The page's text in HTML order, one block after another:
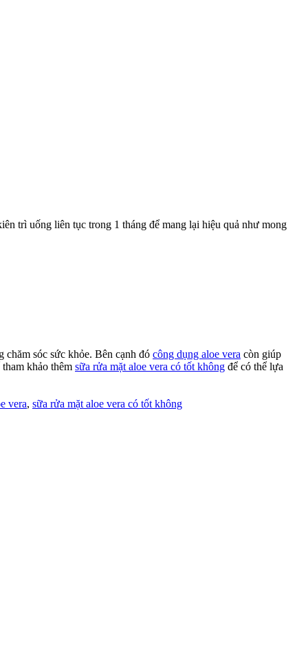
trì uống liên tục trong 1 tháng để mang lại hiệu quả như mong
sóc sức khỏe. Bên cạnh đó công dụng aloe vera còn giúp
khảo thêm sữa rửa mặt aloe vera có tốt không để có thể lựa
vera, sữa rửa mặt aloe vera có tốt không